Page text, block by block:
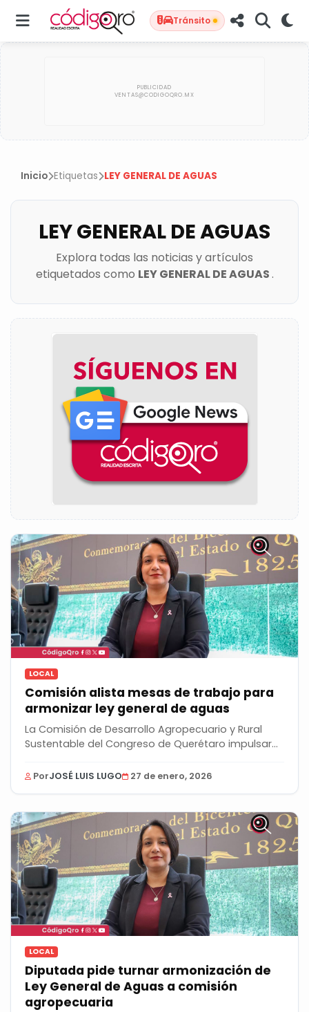
Tránsito
Inicio Etiquetas LEY GENERAL DE AGUAS
LEY GENERAL DE AGUAS
Explora todas las noticias y artículos
etiquetados como LEY GENERAL DE AGUAS.
LOCAL
Comisión alista mesas de trabajo para
armonizar ley general de aguas
La Comisión de Desarrollo Agropecuario y Rural
Sustentable del Congreso de Querétaro impulsará
PorJOSÉ LUIS LUGO 27 de enero, 2026
LOCAL
Diputada pide turnar armonización de
Ley General de Aguas a comisión
agropecuaria